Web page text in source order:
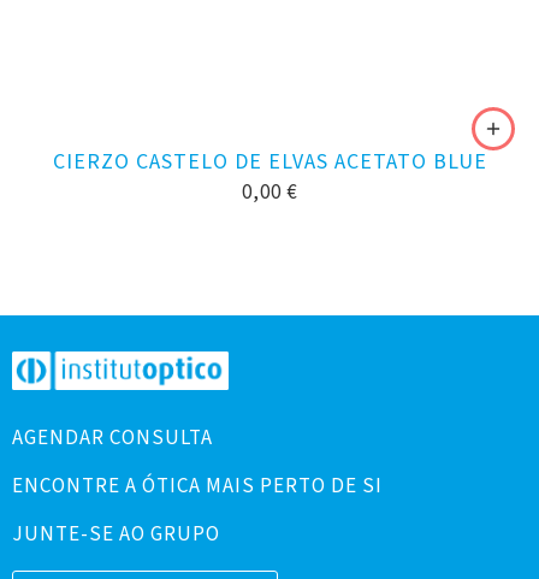
CIERZO CASTELO DE ELVAS ACETATO BLUE
0,00 €
AGENDAR CONSULTA
ENCONTRE A ÓTICA MAIS PERTO DE SI
JUNTE-SE AO GRUPO